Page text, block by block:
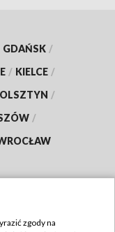
GDAŃSK /
/ KIELCE /
OLSZTYN /
/
zgody na